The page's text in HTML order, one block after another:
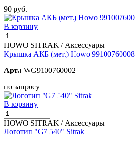
90 руб.
В корзину
HOWO SITRAK / Аксессуары
Крышка АКБ (мет.) Howo 99100760008
Арт.: WG9100760002
по запросу
В корзину
HOWO SITRAK / Аксессуары
Логотип "G7 540" Sitrak